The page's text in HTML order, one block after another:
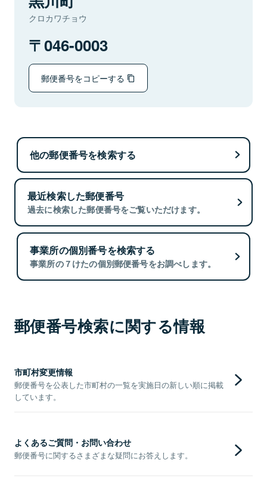
クロカワチョウ
046-0003
郵便番号をコピーする
他の郵便番号を検索する
最近検索した郵便番号
過去に検索した郵便番号をご覧いただけます。
事業所の個別番号を検索する
事業所の７けたの個別郵便番号をお調べします。
郵便番号検索に関する情報
市町村変更情報
郵便番号を公表した市町村の一覧を実施日の新しい順に掲載
しています。
よくあるご質問・お問い合わせ
郵便番号に関するさまざまな疑問にお答えします。